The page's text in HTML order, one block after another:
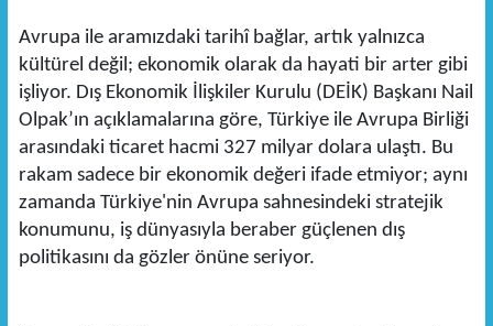
Avrupa ile aramızdaki tarihî bağlar, artık yalnızca
kültürel değil; ekonomik olarak da hayati bir arter gibi
işliyor. Dış Ekonomik İlişkiler Kurulu (DEİK) Başkanı Nail
Olpak’ın açıklamalarına göre, Türkiye ile Avrupa Birliği
arasındaki ticaret hacmi 327 milyar dolara ulaştı. Bu
rakam sadece bir ekonomik değeri ifade etmiyor; aynı
zamanda Türkiye'nin Avrupa sahnesindeki stratejik
konumunu, iş dünyasıyla beraber güçlenen dış
politikasını da gözler önüne seriyor.